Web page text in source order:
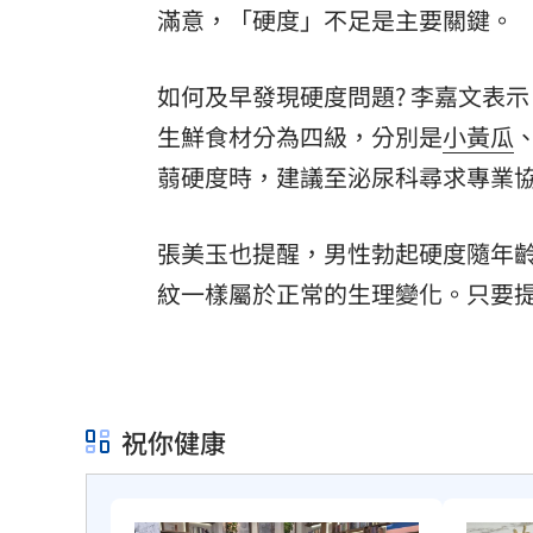
滿意，「硬度」不足是主要關鍵。
如何及早發現硬度問題? 李嘉文表
生鮮食材分為四級，分別是小黃瓜
蒻硬度時，建議至泌尿科尋求專業
張美玉也提醒，男性勃起硬度隨年
紋一樣屬於正常的生理變化。只要
祝你健康